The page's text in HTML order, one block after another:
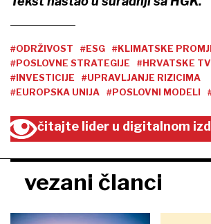
#ODRŽIVOST #ESG
#KLIMATSKE
#POSLOVNE STRATEGIJE
#HRVATSKE
#INVESTICIJE
#UPRAVLJANJE RIZICIMA
#EUROPSKA UNIJA
#POSLOVNI MODELI
čitajte lider u digitalnom
vezani članci